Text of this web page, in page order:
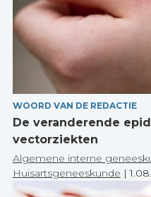
WOORD VAN DE REDACTIE
De veranderende
vectorziekten
Algemene interne
Huisartsgeneeskunde |